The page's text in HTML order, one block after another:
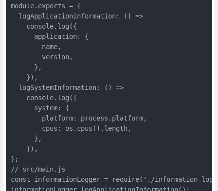
module.exports = {
  logApplicationInformation: () =>
    console.log({
      application: {
        name,
        version,
      },
    }),
  logSystemInformation: () =>
    console.log({
      system: {
        platform: process.platform,
        cpus: os.cpus().length,
      },
    }),
};
// src/main.js
const informationLogger = require('./information-
informationLogger.logApplicationInformation();